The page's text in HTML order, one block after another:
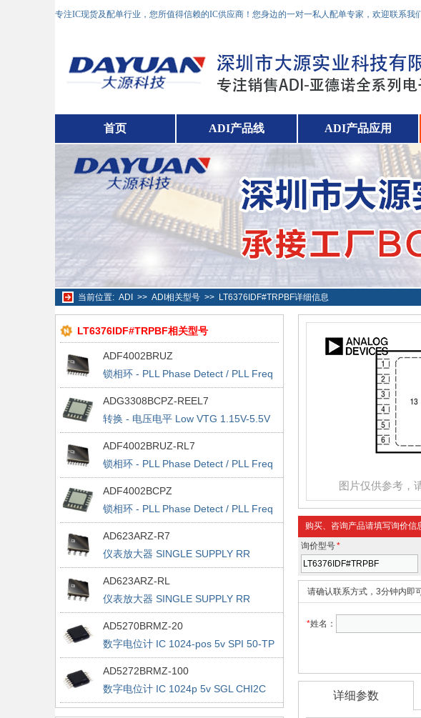
专注IC现货及配单行业，您所值得信赖的IC供应商！您身边的一对一私人配单专家，欢迎联系我
首页 ADI产品线 ADI产品应用
当前位置: ADI >> ADI相关型号 >> LT6376IDF#TRPBF详细信息
LT6376IDF#TRPBF相关型号
ADF4002BRUZ
锁相环 - PLL Phase Detect / PLL Freq
Synthesizer
ADG3308BCPZ-REEL7
转换 - 电压电平 Low VTG 1.15V-5.5V
8-CH Bidirect Logic
ADF4002BRUZ-RL7
锁相环 - PLL Phase Detect / PLL Freq
Synthesizer
ADF4002BCPZ
锁相环 - PLL Phase Detect / PLL Freq
Synthesizer
AD623ARZ-R7
仪表放大器 SINGLE SUPPLY RR
AD623ARZ-RL
仪表放大器 SINGLE SUPPLY RR
AD5270BRMZ-20
数字电位计 IC 1024-pos 5v SPI 50-TP
Mem Digi Rstat
AD5272BRMZ-100
数字电位计 IC 1024p 5v SGL CHI2C
50-TP Mem Digi Rstat
图片仅供参考，
购买、咨询产品请填写询价信
询价型号*
请确认联系方式，3分钟内即
*姓名：
详细参数